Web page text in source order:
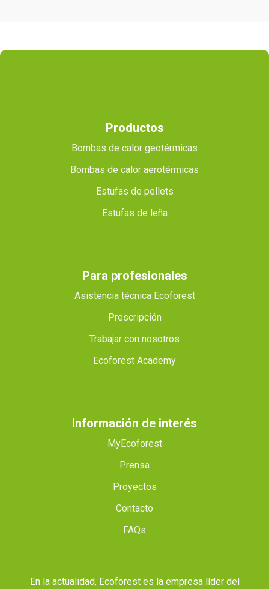
Productos
Bombas de calor geotérmicas
Bombas de calor aerotérmicas
Estufas de pellets
Estufas de leña
Para profesionales
Asistencia técnica Ecoforest
Prescripción
Trabajar con nosotros
Ecoforest Academy
Información de interés
MyEcoforest
Prensa
Proyectos
Contacto
FAQs
En la actualidad, Ecoforest es la empresa líder del